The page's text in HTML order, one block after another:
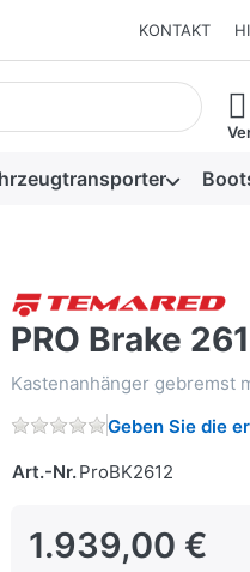
KONTAKT
automatisch
PRO Brake
Kastenanhänger gebremst
Geben Sie die
Art.-Nr.ProBK2612
1.939,00 €